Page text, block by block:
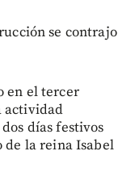
se contrajo
en el tercer
actividad
días festivos
de la reina Isabel